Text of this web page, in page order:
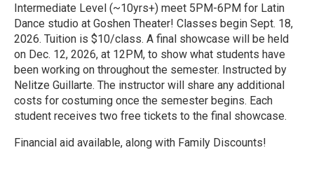
Intermediate Level (~10yrs+) meet 5PM-6PM for Latin
Dance studio at Goshen Theater! Classes begin Sept. 18,
2026. Tuition is $10/class. A final showcase will be held
on Dec. 12, 2026, at 12PM, to show what students have
been working on throughout the semester. Instructed by
Nelitze Guillarte. The instructor will share any additional
costs for costuming once the semester begins. Each
student receives two free tickets to the final showcase.
Financial aid available, along with Family Discounts!